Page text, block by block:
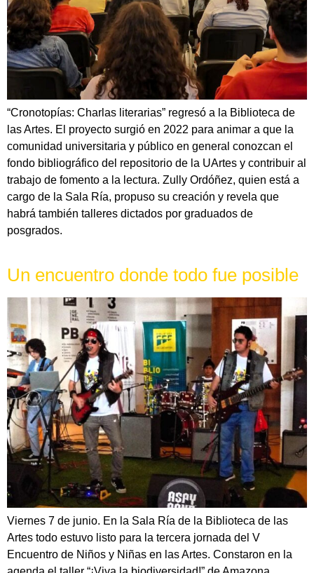
“Cronotopías: Charlas literarias” regresó a la Biblioteca de
las Artes. El proyecto surgió en 2022 para animar a que la
comunidad universitaria y público en general conozcan el
fondo bibliográfico del repositorio de la UArtes y contribuir al
trabajo de fomento a la lectura. Zully Ordóñez, quien está a
cargo de la Sala Ría, propuso su creación y revela que
habrá también talleres dictados por graduados de
posgrados.
Un encuentro donde todo fue posible
Viernes 7 de junio. En la Sala Ría de la Biblioteca de las
Artes todo estuvo listo para la tercera jornada del V
Encuentro de Niños y Niñas en las Artes. Constaron en la